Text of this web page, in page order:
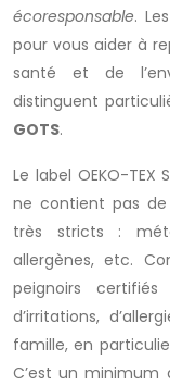
écoresponsable.
pour vous aider à
santé et de
distinguent
GOTS.
Le label OEKO-
ne contient pas de
très stricts :
allergènes, etc.
peignoirs certifiés
d’irritations,
famille, en
C’est un